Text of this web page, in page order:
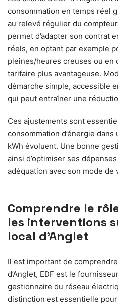
consommation en temps réel
au relevé régulier du
permet d’adapter son contrat
réels, en optant par exemple
pleines/heures creuses ou en
tarifaire plus avantageuse.
démarche simple, accessible
qui peut entraîner une
Ces ajustements sont
consommation d’énergie
kWh évoluent. Une bonne
ainsi d’optimiser ses
adéquation avec son mode de
Comprendre le
les interventions
local d’Anglet
Il est important de
d’Anglet, EDF est le
gestionnaire du réseau
distinction est essentielle